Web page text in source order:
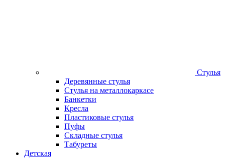
Стулья
Деревянные стулья
Стулья на металлокаркасе
Банкетки
Кресла
Пластиковые стулья
Пуфы
Складные стулья
Табуреты
Детская